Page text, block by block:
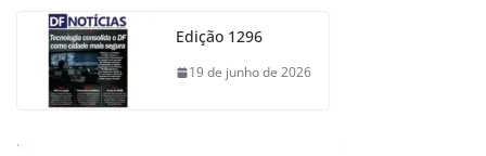
Edição 1296
19 de junho de 2026